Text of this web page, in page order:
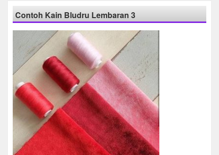
Contoh Kain Bludru Lembaran 3